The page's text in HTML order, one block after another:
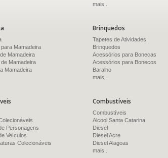
mais..
Mamadeira
Mamadeira
Mamadeira
Mamadeira
Brinquedos
Tapetes de Atividades
Brinquedos
Acessórios para Bonecas
Acessórios para Bonecos
Baralho
mais..
Personagens
Veículos
Colecionáveis
Combustíveis
Combustíveis
Alcool Santa Catarina
Diesel
Diesel Acre
Diesel Alagoas
mais..